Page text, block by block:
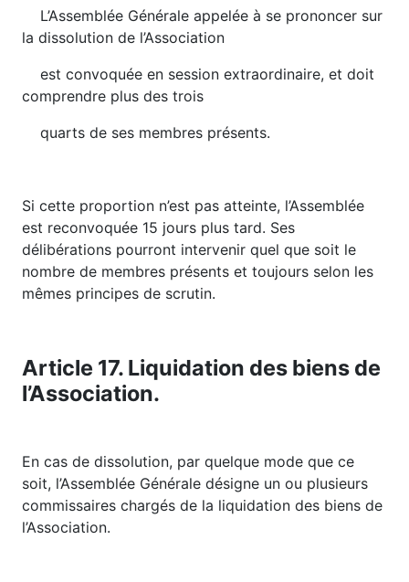
L’Assemblée Générale appelée à se prononcer sur
la dissolution de l’Association
est convoquée en session extraordinaire, et doit
comprendre plus des trois
quarts de ses membres présents.
Si cette proportion n’est pas atteinte, l’Assemblée
est reconvoquée 15 jours plus tard. Ses
délibérations pourront intervenir quel que soit le
nombre de membres présents et toujours selon les
mêmes principes de scrutin.
Article 17. Liquidation des biens de
l’Association.
En cas de dissolution, par quelque mode que ce
soit, l’Assemblée Générale désigne un ou plusieurs
commissaires chargés de la liquidation des biens de
l’Association.